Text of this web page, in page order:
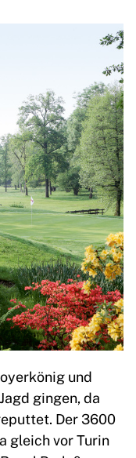
und
gingen, da
Der 3600
gleich vor Turin